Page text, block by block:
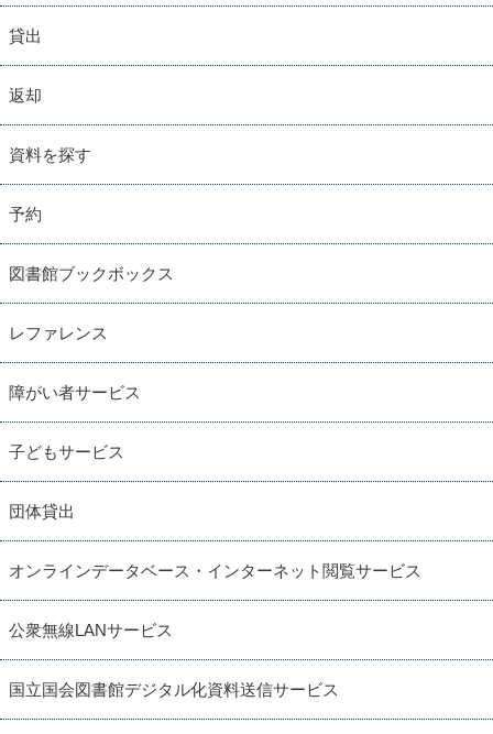
貸出
返却
資料を探す
予約
図書館ブックボックス
レファレンス
障がい者サービス
子どもサービス
団体貸出
オンラインデータベース・インターネット閲覧サービス
公衆無線LANサービス
国立国会図書館デジタル化資料送信サービス